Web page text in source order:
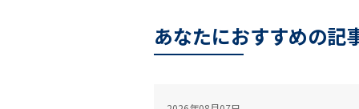
あなたにおすすめの記